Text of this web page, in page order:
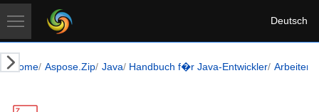
Deutsch
Home Aspose.Zip Java Handbuch f�r Java-Entwickler Arbeiten